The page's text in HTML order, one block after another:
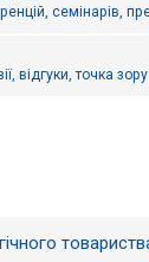
семінарів,
відгуки, точка зору